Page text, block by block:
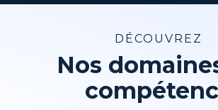
DÉCOUVREZ
Nos